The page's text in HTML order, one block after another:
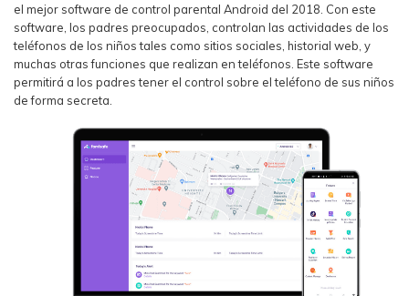
el mejor software de control parental Android del 2018. Con este
software, los padres preocupados, controlan las actividades de los
teléfonos de los niños tales como sitios sociales, historial web, y
muchas otras funciones que realizan en teléfonos. Este software
permitirá a los padres tener el control sobre el teléfono de sus niños
de forma secreta.